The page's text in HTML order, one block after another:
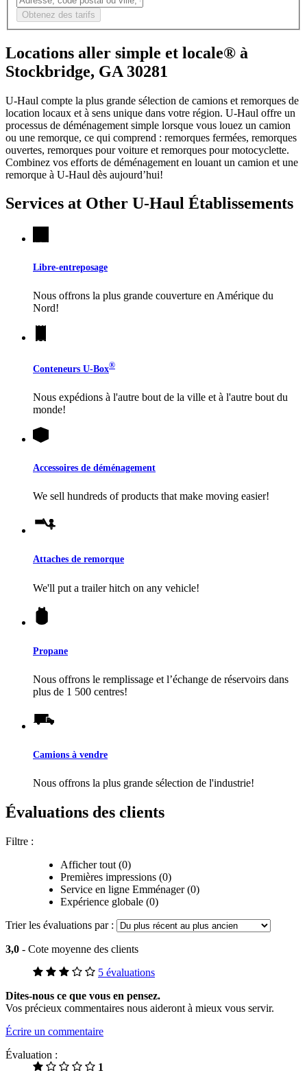
Obtenez des tarifs
Locations aller simple et locale® à
Stockbridge, GA 30281
U-Haul compte la plus grande sélection de camions et remorques de
location locaux et à sens unique dans votre région. U-Haul offre un
processus de déménagement simple lorsque vous louez un camion
ou une remorque, ce qui comprend : remorques fermées, remorques
ouvertes, remorques pour voiture et remorques pour motocyclette.
Combinez vos efforts de déménagement en louant un camion et une
remorque à U-Haul dès aujourd’hui!
Services at Other U-Haul Établissements
Libre-entreposage
Nous offrons la plus grande couverture en Amérique du
Nord!
Conteneurs U-Box®
Nous expédions à l'autre bout de la ville et à l'autre bout du
monde!
Accessoires de déménagement
We sell hundreds of products that make moving easier!
Attaches de remorque
We'll put a trailer hitch on any vehicle!
Propane
Nous offrons le remplissage et l’échange de réservoirs dans
plus de 1 500 centres!
Camions à vendre
Nous offrons la plus grande sélection de l'industrie!
Évaluations des clients
Filtre :
Afficher tout (0)
Premières impressions (0)
Service en ligne Emménager (0)
Expérience globale (0)
Trier les évaluations par :
3,0 - Cote moyenne des clients
5 évaluations
Dites-nous ce que vous en pensez.
Vos précieux commentaires nous aideront à mieux vous servir.
Écrire un commentaire
Évaluation :
1